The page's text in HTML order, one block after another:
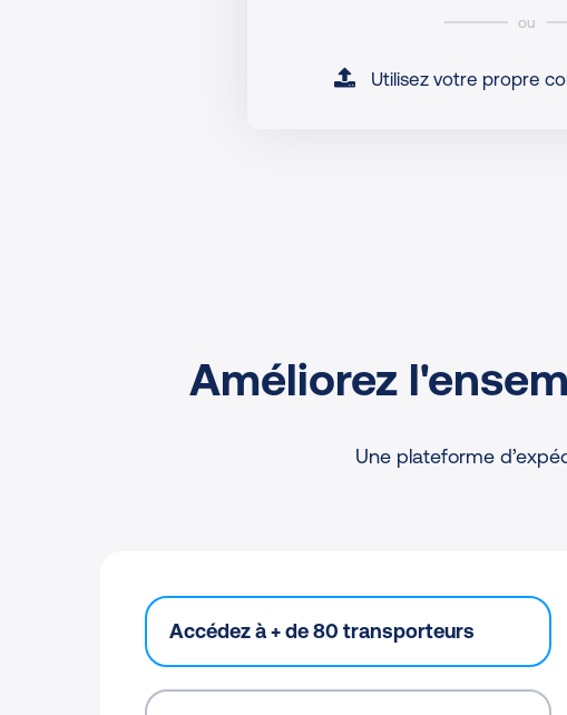
ou
Utilisez votre propre
Améliorez
Une plateforme
Accédez à + de 80 transporteurs